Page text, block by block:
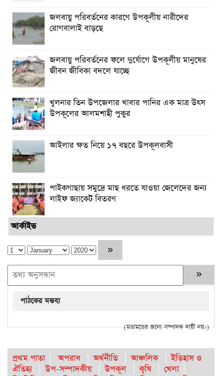
জলবায়ু পরিবর্তনের কারণে উপকূলীয় নারীদের
রোগবালাই বাড়ছে
জলবায়ু পরিবর্তনের ফলে দুর্যোগে উপকূলীয় মানুষের
জীবন জীবিকা বদলে যাচ্ছে
খুলনার তিন উপজেলার খাবার পানির এক মাত্র উৎস
উপকূলের আলমশাহী পুকুর
আইলার ক্ষত নিয়ে ১৭ বছরে উপকূলবাসী
পাইকগাছায় সমুদ্রে মাছ ধরতে যাওয়া জেলেদের জন্য
লাইফ জ্যাকেট বিতরণ
আর্কাইভ
পাঠকের মন্তব্য
(মতামতের জন্যে সম্পাদক দায়ী নয়।)
প্রথম পাতা অপরাধ অর্থনীতি আঞ্চলিক
ইতিহাস ও
ঐতিহ্য
উপ-সম্পাদকীয় উপকূল কৃষি
খেলা